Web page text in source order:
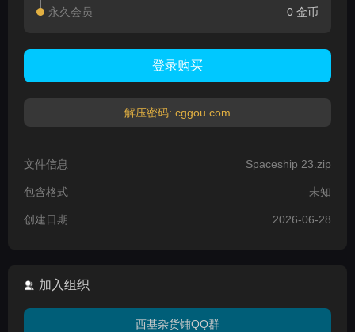
永久会员 0 金币
登录购买
解压密码: cggou.com
文件信息 Spaceship 23.zip
包含格式 未知
创建日期 2026-06-28
加入组织
西基杂货铺QQ群